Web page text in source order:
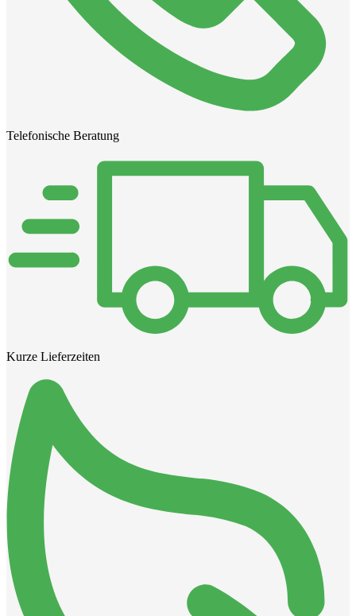
Telefonische Beratung
Kurze Lieferzeiten